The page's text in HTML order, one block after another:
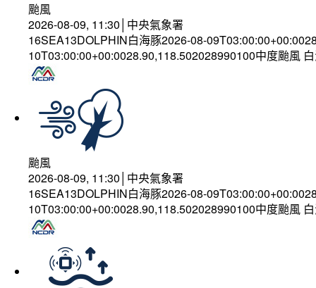
颱風
2026-08-09, 11:30│中央氣象署
16SEA13DOLPHIN白海豚2026-08-
10T03:00:00+00:0028.90,118.502028990100中度颱風
颱風
2026-08-09, 11:30│中央氣象署
16SEA13DOLPHIN白海豚2026-08-
10T03:00:00+00:0028.90,118.502028990100中度颱風